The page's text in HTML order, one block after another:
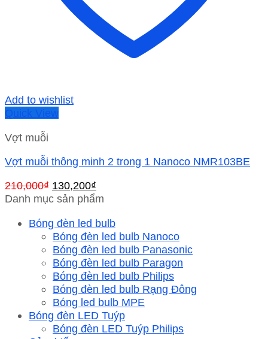
Add to wishlist
Quick View
Vợt muỗi
Vợt muỗi thông minh 2 trong 1 Nanoco NMR103BE
210,000₫ Giá
gốc
210,000₫.
130,200₫
hiện
là:
130,200₫.
Danh mục sản phẩm
Bóng đèn led bulb
Bóng đèn led bulb Nanoco
Bóng đèn led bulb Panasonic
Bóng đèn led bulb Paragon
Bóng đèn led bulb Philips
Bóng đèn led bulb Rạng Đông
Bóng led bulb MPE
Bóng đèn LED Tuýp
Bóng đèn LED Tuýp Philips